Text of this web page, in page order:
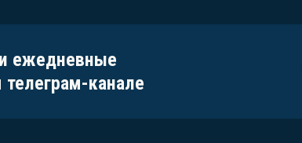
ежедневные
канале